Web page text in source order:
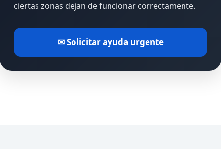
ciertas zonas dejan de funcionar correctamente.
✉ Solicitar ayuda urgente